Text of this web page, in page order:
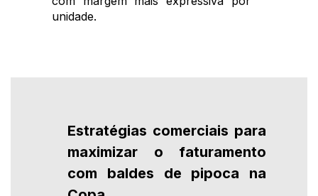
unidade.
Estratégias comerciais para
maximizar o faturamento
com baldes de pipoca na